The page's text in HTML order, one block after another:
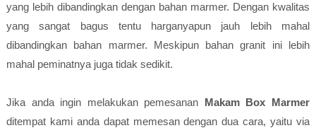
yang lebih dibandingkan dengan bahan marmer. Dengan kwalitas
yang sangat bagus tentu harganyapun jauh lebih mahal
dibandingkan bahan marmer. Meskipun bahan granit ini lebih
mahal peminatnya juga tidak sedikit.
Jika anda ingin melakukan pemesanan Makam Box Marmer
ditempat kami anda dapat memesan dengan dua cara, yaitu via